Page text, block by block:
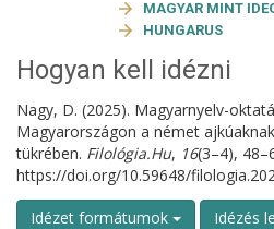
MAGYAR MINT
HUNGARUS
Hogyan kell idézni
Nagy, D. (2025). Magyarnyelv-
Magyarországon a német
tükrében. Filológia.Hu, 16(3–4),
https://doi.org/10.59648/
Idézet formátumok Idézés